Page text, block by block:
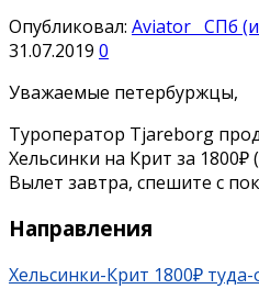
Опубликовал: Aviator СПб
31.07.2019 0
Уважаемые петербуржцы,
Туроператор Tjareborg
Хельсинки на Крит за 1800₽
Вылет завтра, спешите с
Направления
Хельсинки-Крит 1800₽